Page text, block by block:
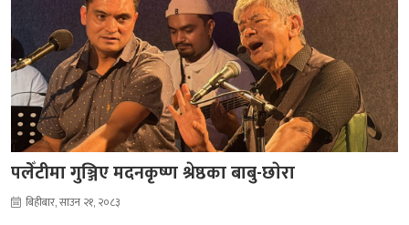
पलेँटीमा गुञ्जिए मदनकृष्ण श्रेष्ठका बाबु-छाेरा
बिहीबार, साउन २१, २०८३